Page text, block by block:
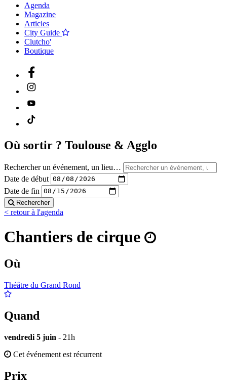
Agenda
Magazine
Articles
City Guide
Clutcho'
Boutique
Où sortir ? Toulouse & Agglo
Rechercher un événement, un lieu…
Date de début
Date de fin
Rechercher
< retour à l'agenda
Chantiers de cirque
Où
Théâtre du Grand Rond
Quand
vendredi 5 juin - 21h
Cet événement est récurrent
Prix